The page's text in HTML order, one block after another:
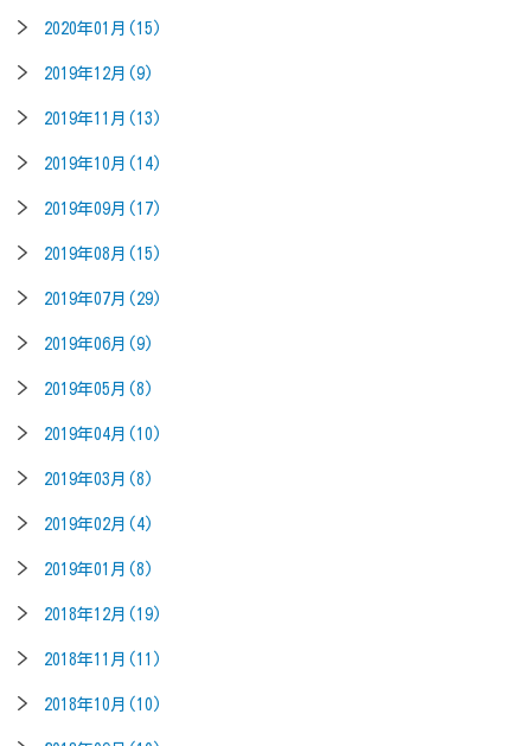
2020年01月(15)
2019年12月(9)
2019年11月(13)
2019年10月(14)
2019年09月(17)
2019年08月(15)
2019年07月(29)
2019年06月(9)
2019年05月(8)
2019年04月(10)
2019年03月(8)
2019年02月(4)
2019年01月(8)
2018年12月(19)
2018年11月(11)
2018年10月(10)